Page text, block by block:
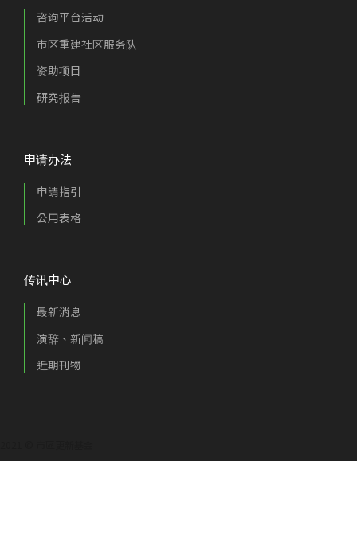
咨询平台活动
市区重建社区服务队
资助项目
研究报告
申请办法
申請指引
公用表格
传讯中心
最新消息
演辞、新闻稿
近期刊物